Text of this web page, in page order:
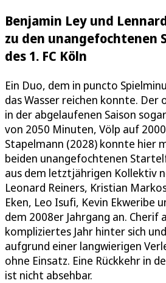
Benjamin Ley und
zu den unangefochtenen
des 1. FC Köln
Ein Duo, dem in puncto
das Wasser reichen konnte. Der
in der abgelaufenen Saison
von 2050 Minuten, Völp auf
Stapelmann (2028) konnte hier
beiden unangefochtenen
aus dem letztjährigen Kollektiv
Leonard Reiners, Kristian
Eken, Leo Isufi, Kevin Ekweribe
dem 2008er Jahrgang an. Cherif
kompliziertes Jahr hinter sich
aufgrund einer langwierigen
ohne Einsatz. Eine Rückkehr in
ist nicht absehbar.